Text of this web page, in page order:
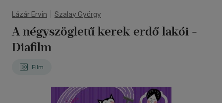
Lázár Ervin Szalay György
A négyszögletű kerek erdő lakói -
Diafilm
Film